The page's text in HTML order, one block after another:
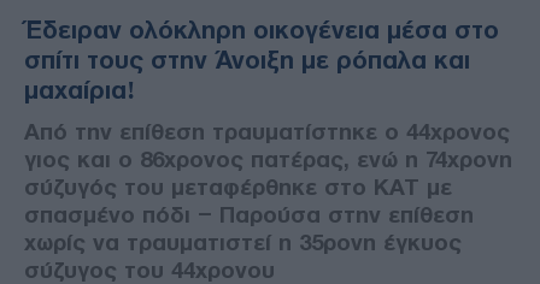
Έδειραν ολόκληρη οικογένεια μέσα στο
σπίτι τους στην Άνοιξη με ρόπαλα και
μαχαίρια!
Από την επίθεση τραυματίστηκε ο 44χρονος
γιος και ο 86χρονος πατέρας, ενώ η 74χρονη
σύζυγός του μεταφέρθηκε στο ΚΑΤ με
σπασμένο πόδι – Παρούσα στην επίθεση
χωρίς να τραυματιστεί η 35ρονη έγκυος
σύζυγος του 44χρονου